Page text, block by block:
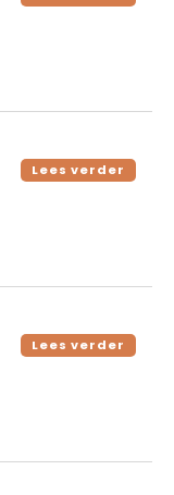
Lees verder
Lees verder